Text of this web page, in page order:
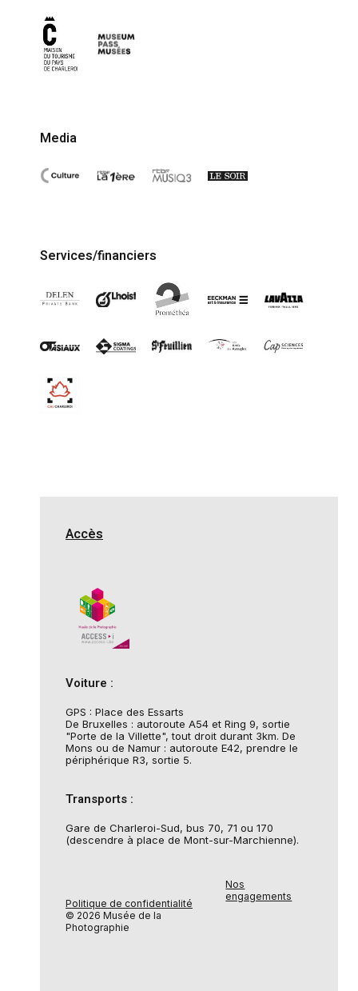
Media
Services/financiers
Accès
Voiture :
GPS : Place des Essarts
De Bruxelles : autoroute A54 et Ring 9, sortie
"Porte de la Villette", tout droit durant 3km. De
Mons ou de Namur : autoroute E42, prendre le
périphérique R3, sortie 5.
Transports :
Gare de Charleroi-Sud, bus 70, 71 ou 170
(descendre à place de Mont-sur-Marchienne).
Politique de confidentialité
© 2026 Musée de la
Photographie
Nos
engagements